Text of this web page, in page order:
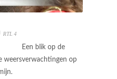
RTL 4
Een blik op de
weersverwachtingen op